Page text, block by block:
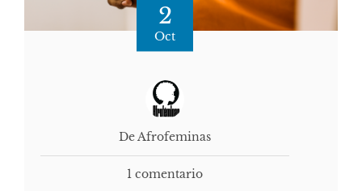
2
Oct
De Afrofeminas
1 comentario